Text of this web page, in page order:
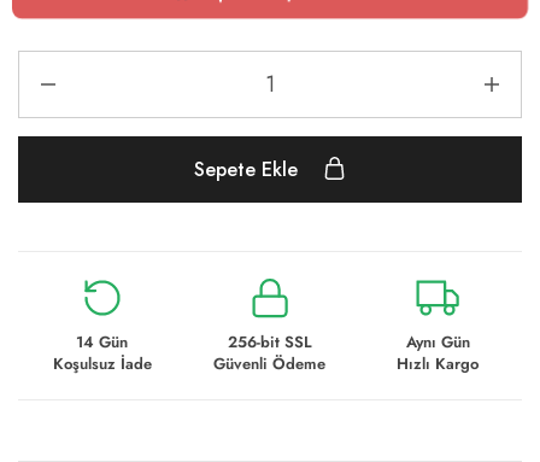
Sepete Ekle
14 Gün
Koşulsuz İade
256-bit SSL
Güvenli Ödeme
Aynı Gün
Hızlı Kargo